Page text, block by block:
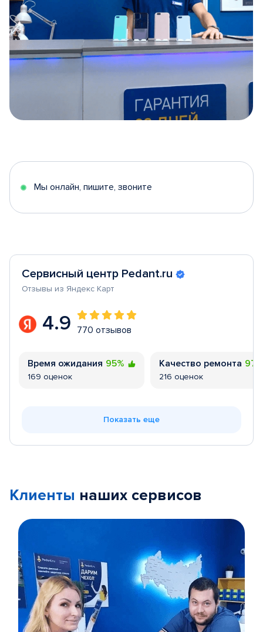
5
Мы онлайн, пишите, звоните
Сервисный центр Pedant.ru
Отзывы из Яндекс Карт
4.9 770 отзывов
Время ожидания 95%
169 оценок
Качество ремонта
216 оценок
Показать еще
Клиенты наших сервисов